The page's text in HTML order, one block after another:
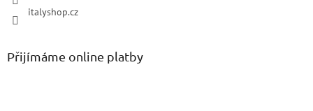
italyshop.cz
Přijímáme online platby